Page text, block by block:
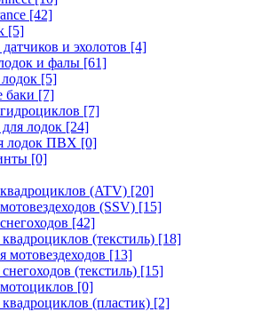
[42]
[5]
и эхолотов [4]
и фалы [61]
[5]
баки [7]
[7]
лодок [24]
лодок ПВХ [0]
[0]
(ATV) [20]
(SSV) [15]
[42]
(текстиль) [18]
мотовездеходов [13]
(текстиль) [15]
[0]
(пластик) [2]